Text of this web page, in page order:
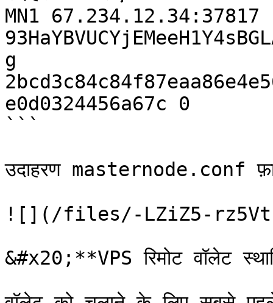
MN1 67.234.12.34:37817
g
e0d0324456a67c 0
```
उदाहरण masternode.conf
![](/files/-LZiZ5-
&#x20;**VPS रिमोट वॉलेट